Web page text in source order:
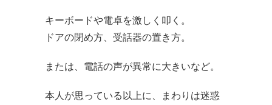
キーボードや電卓を激しく叩く。
ドアの閉め方、受話器の置き方。
または、電話の声が異常に大きいなど。
本人が思っている以上に、まわりは迷惑